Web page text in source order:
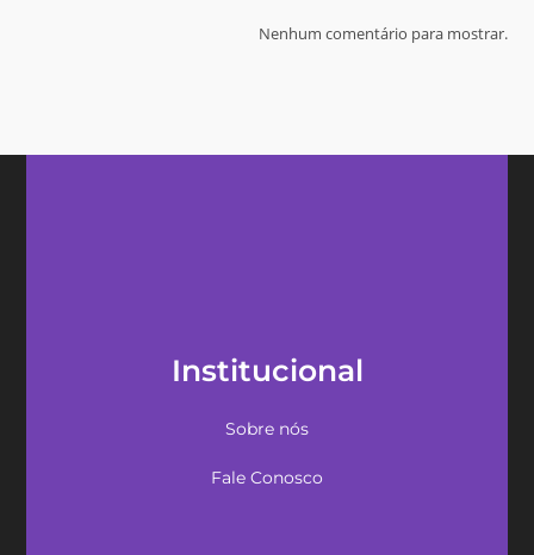
Nenhum comentário para mostrar.
Institucional
Sobre nós
Fale Conosco